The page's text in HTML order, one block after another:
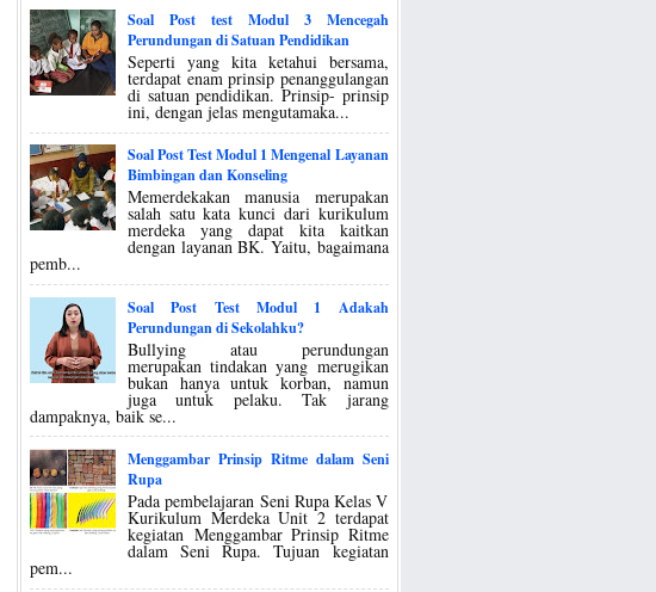
Soal Post test Modul 3 Mencegah
Perundungan di Satuan Pendidikan
Seperti yang kita ketahui bersama,
terdapat enam prinsip penanggulangan
di satuan pendidikan. Prinsip- prinsip
ini, dengan jelas mengutamaka...
Soal Post Test Modul 1 Mengenal Layanan
Bimbingan dan Konseling
Memerdekakan manusia merupakan
salah satu kata kunci dari kurikulum
merdeka yang dapat kita kaitkan
dengan layanan BK. Yaitu, bagaimana
pemb...
Soal Post Test Modul 1 Adakah
Perundungan di Sekolahku?
Bullying atau perundungan
merupakan tindakan yang merugikan
bukan hanya untuk korban, namun
juga untuk pelaku. Tak jarang
dampaknya, baik se...
Menggambar Prinsip Ritme dalam Seni
Rupa
Pada pembelajaran Seni Rupa Kelas V
Kurikulum Merdeka Unit 2 terdapat
kegiatan Menggambar Prinsip Ritme
dalam Seni Rupa. Tujuan kegiatan
pem...